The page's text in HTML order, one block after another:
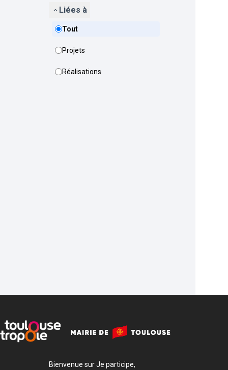
Liées à
Tout
Projets
Réalisations
Bienvenue sur Je participe,